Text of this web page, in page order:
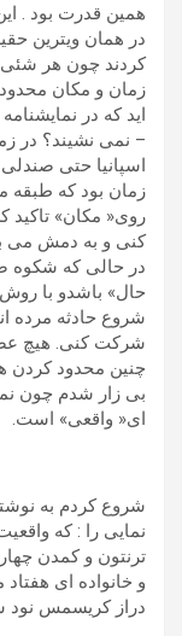
همین قدرت بود .
در همان ویترین
کردند چون هر
زمان و مکان
اید که در
– نمی نشیند؟ در
اسپانیا حتی صندلی
زمان بود که طبقه
روی« مکان»
کنی و به دمش می
در حالی که شکوه
حال» باشدو با
شروع حادثه مرده
شرکت کنی. هیچ
چنین محدود کردن
بی زار شدم چون
ای« واقعی» است.
شروع کردم به
نمایی را : که
ترنتون و کمدن
و خانواده ای
دراز کریسمس